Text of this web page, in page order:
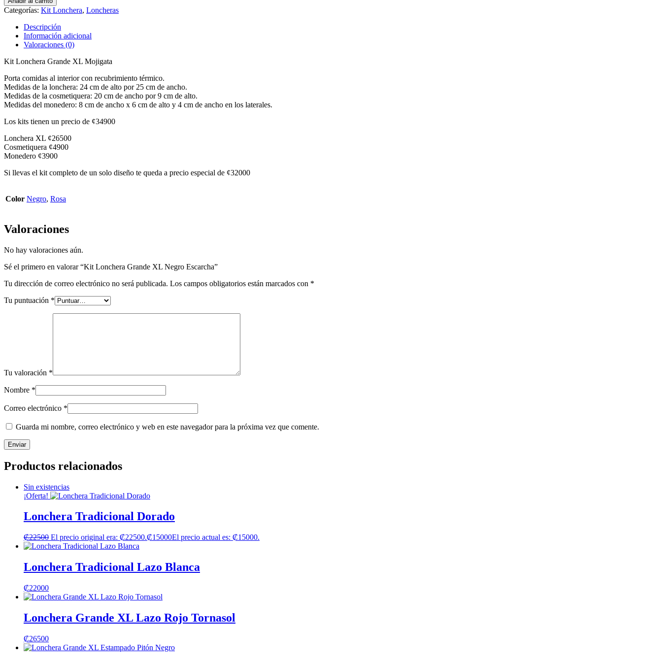
Categorías: Kit Lonchera, Loncheras
Descripción
Información adicional
Valoraciones (0)
Kit Lonchera Grande XL Mojigata
Porta comidas al interior con recubrimiento térmico.
Medidas de la lonchera: 24 cm de alto por 25 cm de ancho.
Medidas de la cosmetiquera: 20 cm de ancho por 9 cm de alto.
Medidas del monedero: 8 cm de ancho x 6 cm de alto y 4 cm de ancho en los laterales.
Los kits tienen un precio de ¢34900
Lonchera XL ¢26500
Cosmetiquera ¢4900
Monedero ¢3900
Si llevas el kit completo de un solo diseño te queda a precio especial de ¢32000
Color Negro, Rosa
Valoraciones
No hay valoraciones aún.
Sé el primero en valorar “Kit Lonchera Grande XL Negro Escarcha”
Tu dirección de correo electrónico no será publicada. Los campos obligatorios están marcados con *
Tu puntuación *
Tu valoración *
Nombre *
Correo electrónico *
Guarda mi nombre, correo electrónico y web en este navegador para la próxima vez que comente.
Productos relacionados
Sin existencias
¡Oferta!
Lonchera Tradicional Dorado
₡22500 El precio original era: ₡22500.₡15000El precio actual es: ₡15000.
Lonchera Tradicional Lazo Blanca
₡22000
Lonchera Grande XL Lazo Rojo Tornasol
₡26500